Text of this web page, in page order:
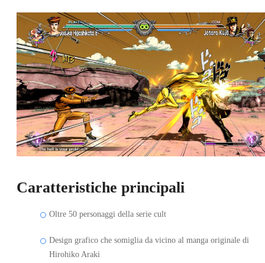
Caratteristiche principali
Oltre 50 personaggi della serie cult
Design grafico che somiglia da vicino al manga originale di
Hirohiko Araki